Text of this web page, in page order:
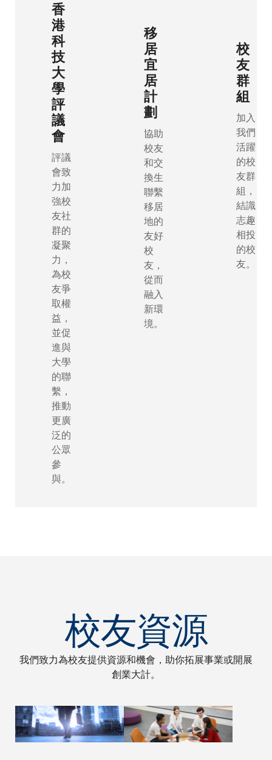
捷
克
共
和
國
丹
麥
國
香
港
科
技
大
學
評
議
會
評議
會致
力加
強校
友社
群的
凝聚
力，
為校
友爭
取權
益，
並促
進與
大學
的聯
繫，
推動
更廣
泛的
公眾
參
與。
移
居
宜
居
計
劃
協助
校友
和交
換生
聯繫
移居
地的
友好
校
友，
從而
融入
新環
境。
校
友
群
組
加入
我們
活躍
的校
友群
組，
結識
志趣
相投
的校
友。
校友資源
我們致力為校友提供資源和機會，助你拓展事業或開展
創業大計。